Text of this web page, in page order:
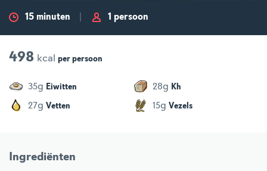
15 minuten 1 persoon
498 kcal per persoon
35g Eiwitten 28g Kh
27g Vetten 15g Vezels
Ingrediënten